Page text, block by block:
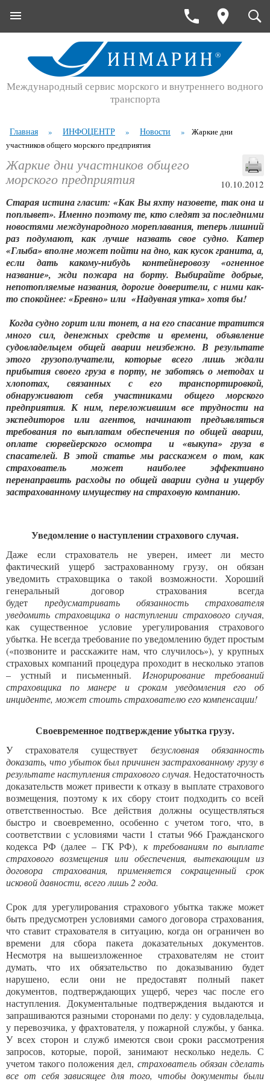
Международный сервис морского и внутреннего водного
транспорта
Главная » ИНФОЦЕНТР » Новости »
Жаркие дни
участников общего морского предприятия
10.10.2012
Жаркие дни участников общего
морского предприятия
Старая истина гласит: «Как Вы яхту назовете, так она и
поплывет». Именно поэтому те, кто следят за последними
новостями международного мореплавания, теперь лишний
раз подумают, как лучше назвать свое судно. Катер
«Глыба» вполне может пойти на дно, как кусок гранита, а,
если дать какому-нибудь контейнеровозу «огненное
название», жди пожара на борту. Выбирайте добрые,
непотопляемые названия, дорогие доверители, с ними как-
то спокойнее: «Бревно» или «Надувная утка» хотя бы!
Когда судно горит или тонет, а на его спасание тратится
много сил, денежных средств и времени, объявление
судовладельцем общей аварии неизбежно. В результате
этого грузополучатели, которые всего лишь ждали
прибытия своего груза в порту, не заботясь о методах и
хлопотах, связанных с его транспортировкой,
обнаруживают себя участниками общего морского
предприятия. К ним, переложившим все трудности на
экспедиторов или агентов, начинают предъявляться
требования по выплатам обеспечения по общей аварии,
оплате сюрвейерского осмотра и «выкупа» груза в
спасателей. В этой статье мы расскажем о том, как
страхователь может наиболее эффективно
перенаправить расходы по общей аварии судна и ущербу
застрахованному имуществу на страховую компанию.
Уведомление о наступлении страхового случая.
Даже если страхователь не уверен, имеет ли место
фактический ущерб застрахованному грузу, он обязан
уведомить страховщика о такой возможности. Хороший
генеральный договор страхования всегда
будет предусматривать обязанность страхователя
уведомить страховщика о наступлении страхового случая,
как существенное условие урегулирования страхового
убытка. Не всегда требование по уведомлению будет простым
(«позвоните и расскажите нам, что случилось»), у крупных
страховых компаний процедура проходит в несколько этапов
– устный и письменный. Игнорирование требований
страховщика по манере и срокам уведомления его об
инциденте, может стоить страхователю его компенсации!
Своевременное подтверждение убытка грузу.
У страхователя существует безусловная обязанность
доказать, что убыток был причинен застрахованному грузу в
результате наступления страхового случая. Недостаточность
доказательств может привести к отказу в выплате страхового
возмещения, поэтому к их сбору стоит подходить со всей
ответственностью. Все действия должны осуществляться
быстро и своевременно, особенно с учетом того, что, в
соответствии с условиями части 1 статьи 966 Гражданского
кодекса РФ (далее – ГК РФ), к требованиям по выплате
страхового возмещения или обеспечения, вытекающим из
договора страхования, применяется сокращенный срок
исковой давности, всего лишь 2 года.
Срок для урегулирования страхового убытка также может
быть предусмотрен условиями самого договора страхования,
что ставит страхователя в ситуацию, когда он ограничен во
времени для сбора пакета доказательных документов.
Несмотря на вышеизложенное страхователям не стоит
думать, что их обязательство по доказыванию будет
нарушено, если они не предоставят полный пакет
документов, подтверждающих ущерб, через час после его
наступления. Документальные подтверждения выдаются и
запрашиваются разными сторонами по делу: у судовладельца,
у перевозчика, у фрахтователя, у пожарной службы, у банка.
У всех сторон и служб имеются свои сроки рассмотрения
запросов, которые, порой, занимают несколько недель. С
учетом такого положения дел, страхователь обязан сделать
все от себя зависящее для того, чтобы документы были